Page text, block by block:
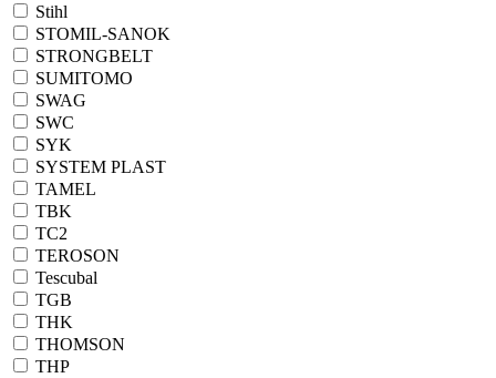
Stihl
STOMIL-SANOK
STRONGBELT
SUMITOMO
SWAG
SWC
SYK
SYSTEM PLAST
TAMEL
TBK
TC2
TEROSON
Tescubal
TGB
THK
THOMSON
THP